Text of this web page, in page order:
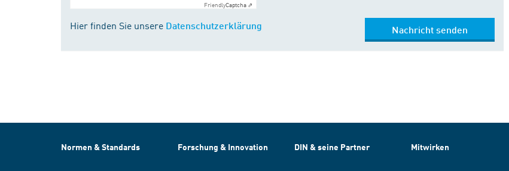
FriendlyCaptcha ⇗
Hier finden Sie unsere Datenschutzerklärung Nachricht senden
Normen & Standards Forschung & Innovation DIN & seine Partner Mitwirken